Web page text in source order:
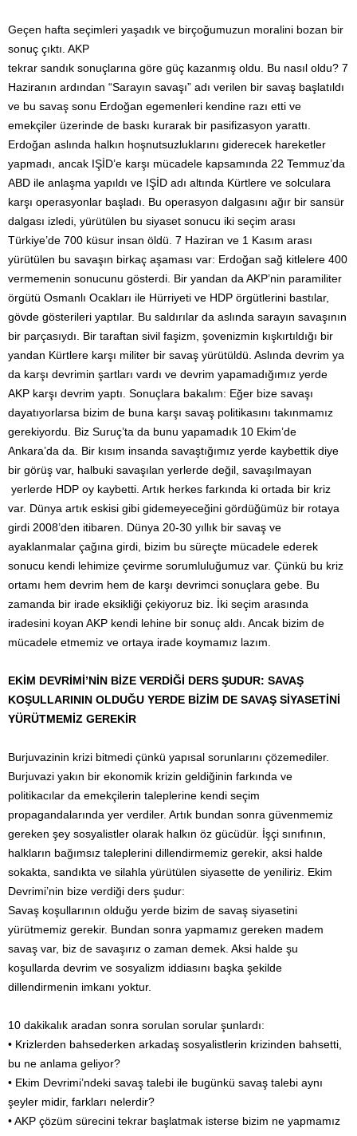
Geçen hafta seçimleri yaşadık ve birçoğumuzun moralini bozan bir
sonuç çıktı. AKP
tekrar sandık sonuçlarına göre güç kazanmış oldu. Bu nasıl oldu? 7
Haziranın ardından “Sarayın savaşı” adı verilen bir savaş başlatıldı
ve bu savaş sonu Erdoğan egemenleri kendine razı etti ve
emekçiler üzerinde de baskı kurarak bir pasifizasyon yarattı.
Erdoğan aslında halkın hoşnutsuzluklarını giderecek hareketler
yapmadı, ancak IŞİD’e karşı mücadele kapsamında 22 Temmuz’da
ABD ile anlaşma yapıldı ve IŞİD adı altında Kürtlere ve solculara
karşı operasyonlar başladı. Bu operasyon dalgasını ağır bir sansür
dalgası izledi, yürütülen bu siyaset sonucu iki seçim arası
Türkiye’de 700 küsur insan öldü. 7 Haziran ve 1 Kasım arası
yürütülen bu savaşın birkaç aşaması var: Erdoğan sağ kitlelere 400
vermemenin sonucunu gösterdi. Bir yandan da AKP’nin paramiliter
örgütü Osmanlı Ocakları ile Hürriyeti ve HDP örgütlerini bastılar,
gövde gösterileri yaptılar. Bu saldırılar da aslında sarayın savaşının
bir parçasıydı. Bir taraftan sivil faşizm, şovenizmin kışkırtıldığı bir
yandan Kürtlere karşı militer bir savaş yürütüldü. Aslında devrim ya
da karşı devrimin şartları vardı ve devrim yapamadığımız yerde
AKP karşı devrim yaptı. Sonuçlara bakalım: Eğer bize savaşı
dayatıyorlarsa bizim de buna karşı savaş politikasını takınmamız
gerekiyordu. Biz Suruç’ta da bunu yapamadık 10 Ekim’de
Ankara’da da. Bir kısım insanda savaştığımız yerde kaybettik diye
bir görüş var, halbuki savaşılan yerlerde değil, savaşılmayan
yerlerde HDP oy kaybetti. Artık herkes farkında ki ortada bir kriz
var. Dünya artık eskisi gibi gidemeyeceğini gördüğümüz bir rotaya
girdi 2008’den itibaren. Dünya 20-30 yıllık bir savaş ve
ayaklanmalar çağına girdi, bizim bu süreçte mücadele ederek
sonucu kendi lehimize çevirme sorumluluğumuz var. Çünkü bu kriz
ortamı hem devrim hem de karşı devrimci sonuçlara gebe. Bu
zamanda bir irade eksikliği çekiyoruz biz. İki seçim arasında
iradesini koyan AKP kendi lehine bir sonuç aldı. Ancak bizim de
mücadele etmemiz ve ortaya irade koymamız lazım.
EKİM DEVRİMİ’NİN BİZE VERDİĞİ DERS ŞUDUR: SAVAŞ
KOŞULLARININ OLDUĞU YERDE BİZİM DE SAVAŞ SİYASETİNİ
YÜRÜTMEMİZ GEREKİR
Burjuvazinin krizi bitmedi çünkü yapısal sorunlarını çözemediler.
Burjuvazi yakın bir ekonomik krizin geldiğinin farkında ve
politikacılar da emekçilerin taleplerine kendi seçim
propagandalarında yer verdiler. Artık bundan sonra güvenmemiz
gereken şey sosyalistler olarak halkın öz gücüdür. İşçi sınıfının,
halkların bağımsız taleplerini dillendirmemiz gerekir, aksi halde
sokakta, sandıkta ve silahla yürütülen siyasette de yeniliriz. Ekim
Devrimi’nin bize verdiği ders şudur:
Savaş koşullarının olduğu yerde bizim de savaş siyasetini
yürütmemiz gerekir. Bundan sonra yapmamız gereken madem
savaş var, biz de savaşırız o zaman demek. Aksi halde şu
koşullarda devrim ve sosyalizm iddiasını başka şekilde
dillendirmenin imkanı yoktur.
10 dakikalık aradan sonra sorulan sorular şunlardı:
• Krizlerden bahsederken arkadaş sosyalistlerin krizinden bahsetti,
bu ne anlama geliyor?
• Ekim Devrimi’ndeki savaş talebi ile bugünkü savaş talebi aynı
şeyler midir, farkları nelerdir?
• AKP çözüm sürecini tekrar başlatmak isterse bizim ne yapmamız